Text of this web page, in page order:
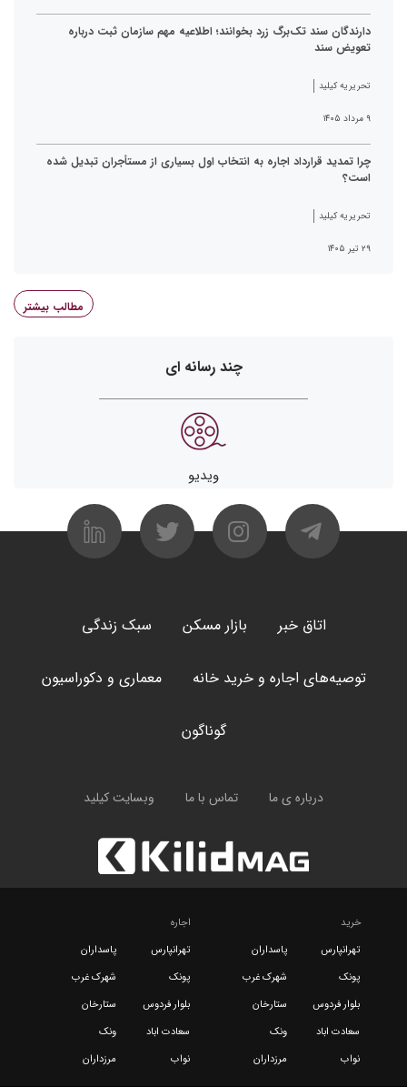
دارندگان سند تک‌برگ زرد بخوانند؛ اطلاعیه مهم سازمان ثبت درباره
تعویض سند
تحریریه کیلید
۹ مرداد ۱۴۰۵
چرا تمدید قرارداد اجاره به انتخاب اول بسیاری از مستأجران تبدیل شده
است؟
تحریریه کیلید
۲۹ تیر ۱۴۰۵
مطالب بیشتر
چند رسانه ای
ویدیو
اتاق خبر بازار مسکن سبک زندگی
توصیه‌های اجاره و خرید خانه معماری و دکوراسیون
گوناگون
درباره ی ما تماس با ما وبسایت کیلید
خرید
تهرانپارس
پاسداران
پونک
شهرک غرب
بلوار فردوس
ستارخان
سعادت اباد
ونک
نواب
مرزداران
اجاره
تهرانپارس
پاسداران
پونک
شهرک غرب
بلوار فردوس
ستارخان
سعادت اباد
ونک
نواب
مرزداران